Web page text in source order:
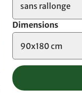
sans rallonge
Dimensions
90x180 cm